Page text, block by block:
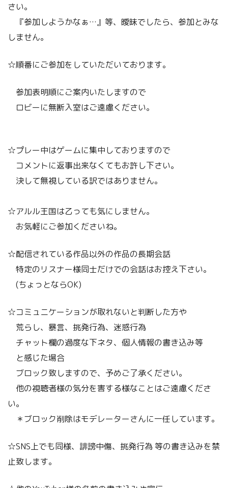
さい。
『参加しようかなぁ…』等、曖昧でしたら、参加とみな
しません。
☆順番にご参加をしていただいております。
参加表明順にご案内いたしますので
ロビーに無断入室はご遠慮ください。
☆プレー中はゲームに集中しておりますので
コメントに返事出来なくてもお許し下さい。
決して無視している訳ではありません。
☆アルル王国は乙っても気にしません。
お気軽にご参加くださいね。
☆配信されている作品以外の作品の長期会話
特定のリスナー様同士だけでの会話はお控え下さい。
(ちょっとならOK)
☆コミュニケーションが取れないと判断した方や
荒らし、暴言、挑発行為、迷惑行為
チャット欄の過度な下ネタ、個人情報の書き込み等
と感じた場合
ブロック致しますので、予めご了承ください。
他の視聴者様の気分を害する様なことはご遠慮くださ
い。
＊ブロック削除はモデレーターさんに一任しています。
☆SNS上でも同様、誹謗中傷、挑発行為 等の書き込みを禁
止致します。